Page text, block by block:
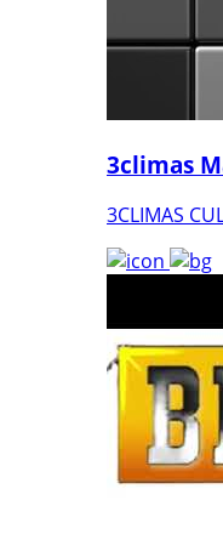
3climas
3CLIMAS